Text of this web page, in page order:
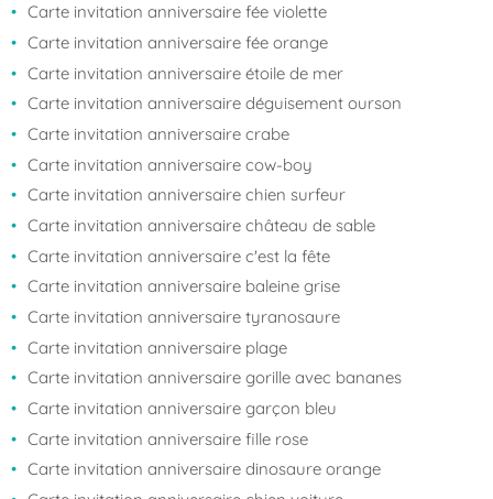
Carte invitation anniversaire fée violette
Carte invitation anniversaire fée orange
Carte invitation anniversaire étoile de mer
Carte invitation anniversaire déguisement ourson
Carte invitation anniversaire crabe
Carte invitation anniversaire cow-boy
Carte invitation anniversaire chien surfeur
Carte invitation anniversaire château de sable
Carte invitation anniversaire c'est la fête
Carte invitation anniversaire baleine grise
Carte invitation anniversaire tyranosaure
Carte invitation anniversaire plage
Carte invitation anniversaire gorille avec bananes
Carte invitation anniversaire garçon bleu
Carte invitation anniversaire fille rose
Carte invitation anniversaire dinosaure orange